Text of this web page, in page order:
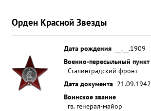
Орден Красной Звезды
Дата рождения
__.__.1909
Военно-пересыльный пункт
Сталинградский фронт
Дата документа 21.09.1942
Воинское звание
гв. генерал-майор